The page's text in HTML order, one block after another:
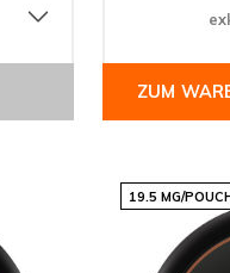
ZUM
19.5 MG/